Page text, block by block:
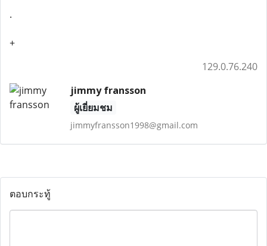
.
+
129.0.76.240
jimmy fransson
ผู้เยี่ยมชม
jimmyfransson1998@gmail.com
ตอบกระทู้